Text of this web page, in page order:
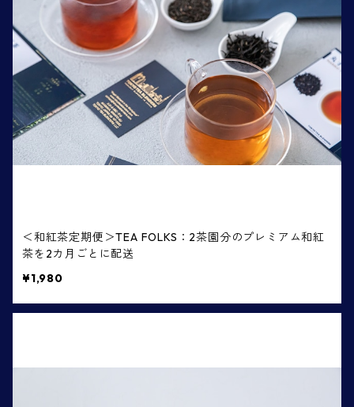
＜和紅茶定期便＞TEA FOLKS：2茶園分のプレミアム和紅
茶を2カ月ごとに配送
¥1,980